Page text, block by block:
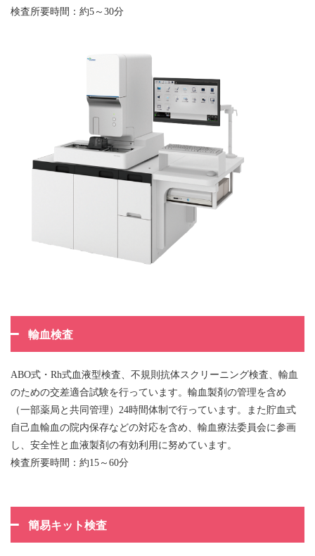
検査所要時間：約5～30分
輸血検査
ABO式・Rh式血液型検査、不規則抗体スクリーニング検査、輸血
のための交差適合試験を行っています。輸血製剤の管理を含め
（一部薬局と共同管理）24時間体制で行っています。また貯血式
自己血輸血の院内保存などの対応を含め、輸血療法委員会に参画
し、安全性と血液製剤の有効利用に努めています。
検査所要時間：約15～60分
簡易キット検査